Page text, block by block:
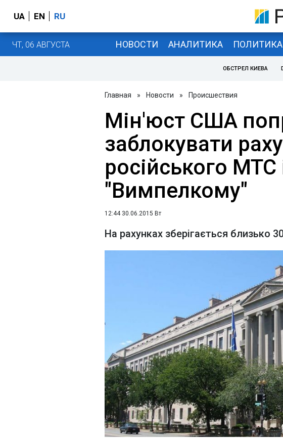
UA EN RU
ЧТ, 06 АВГУСТА НОВОСТИ АНАЛИТИКА ПОЛИТИКА
ОБСТРЕЛ КИЕВА
Главная » Новости » Происшествия
Мін'юст США
заблокувати
російського МТС
"Вимпелкому"
12:44 30.06.2015 Вт
На рахунках зберігається близько